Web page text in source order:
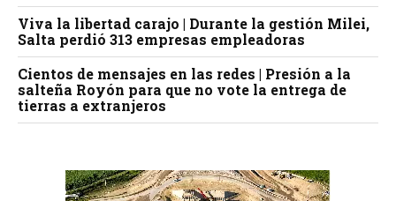
Viva la libertad carajo | Durante la gestión Milei,
Salta perdió 313 empresas empleadoras
Cientos de mensajes en las redes | Presión a la
salteña Royón para que no vote la entrega de
tierras a extranjeros